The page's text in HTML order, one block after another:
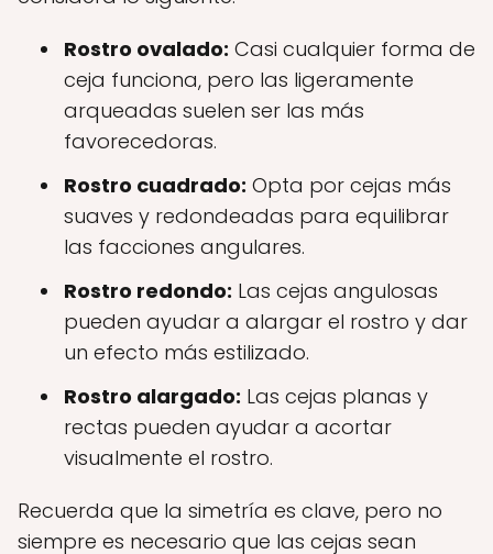
Rostro ovalado: Casi cualquier forma de
ceja funciona, pero las ligeramente
arqueadas suelen ser las más
favorecedoras.
Rostro cuadrado: Opta por cejas más
suaves y redondeadas para equilibrar
las facciones angulares.
Rostro redondo: Las cejas angulosas
pueden ayudar a alargar el rostro y dar
un efecto más estilizado.
Rostro alargado: Las cejas planas y
rectas pueden ayudar a acortar
visualmente el rostro.
Recuerda que la simetría es clave, pero no
siempre es necesario que las cejas sean